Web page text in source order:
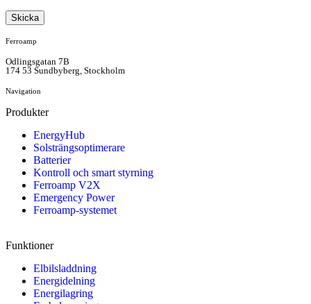
Ferroamp
Odlingsgatan 7B
174 53 Sundbyberg, Stockholm
Navigation
Produkter
EnergyHub
Solsträngsoptimerare
Batterier
Kontroll och smart styrning
Ferroamp V2X
Emergency Power
Ferroamp-systemet
Funktioner
Elbilsladdning
Energidelning
Energilagring